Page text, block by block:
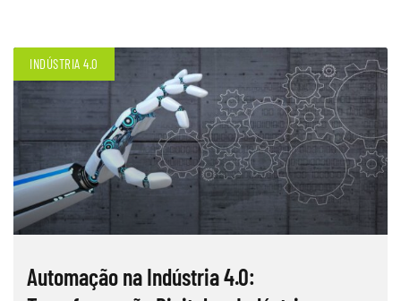
INDÚSTRIA 4.0
Automação na Indústria 4.0: